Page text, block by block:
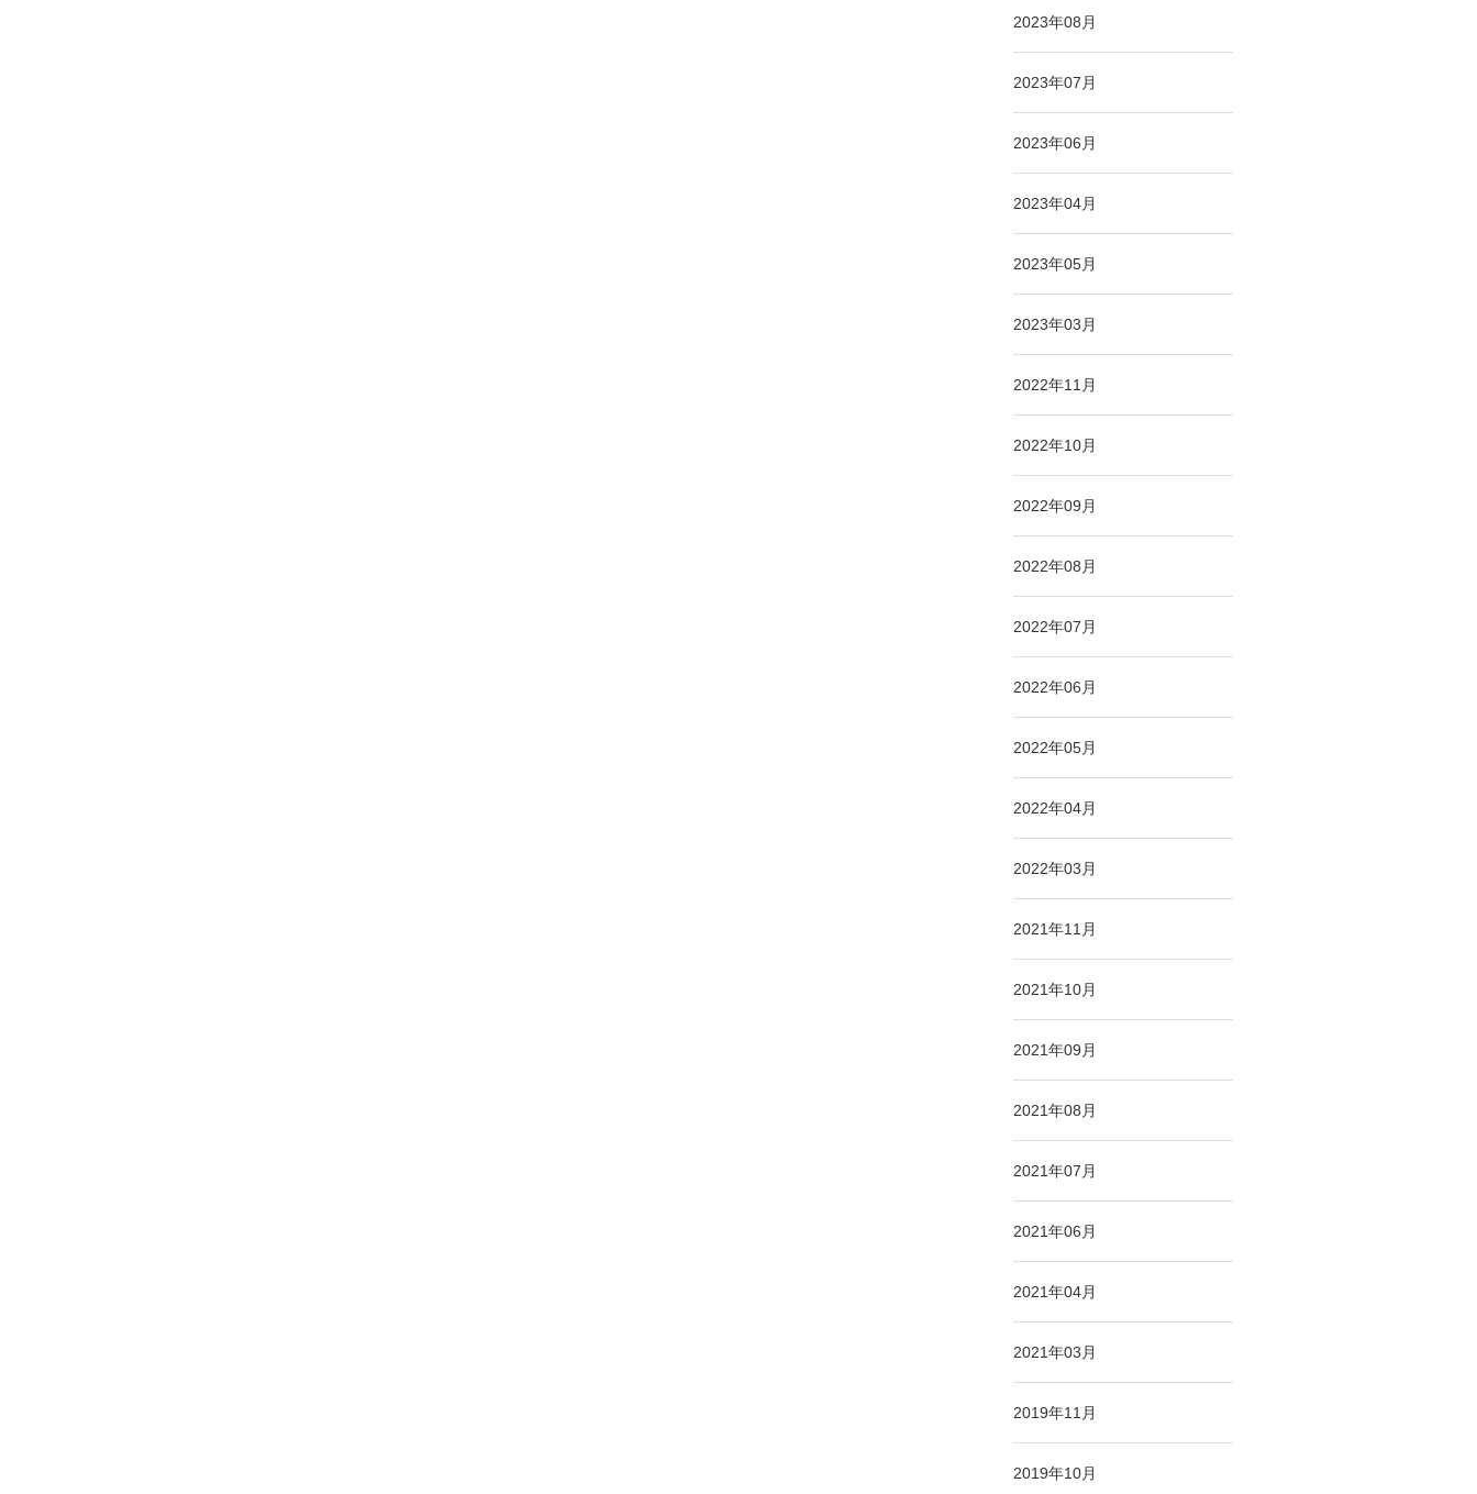
2023年08月
2023年07月
2023年06月
2023年04月
2023年05月
2023年03月
2022年11月
2022年10月
2022年09月
2022年08月
2022年07月
2022年06月
2022年05月
2022年04月
2022年03月
2021年11月
2021年10月
2021年09月
2021年08月
2021年07月
2021年06月
2021年04月
2021年03月
2019年11月
2019年10月